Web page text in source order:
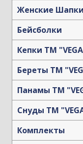
Женские Шапки
Бейсболки
Кепки TM
Береты TM
Панамы TM
Снуды ТМ
Комплекты